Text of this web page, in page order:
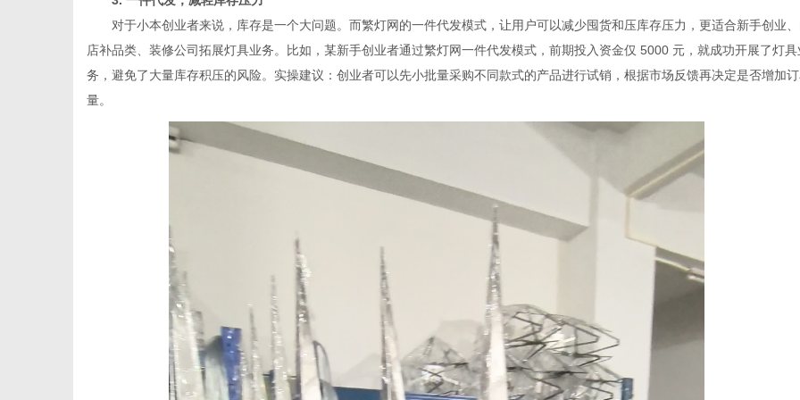
对于小本创业者来说，库存是一个大问题。而繁灯网的一件代发模式，让用户可以减少囤货和压库存压力，更适合新手创业
店补品类、装修公司拓展灯具业务。比如，某新手创业者通过繁灯网一件代发模式，前期投入资金仅 5000 元，就成功开展了灯具
务，避免了大量库存积压的风险。实操建议：创业者可以先小批量采购不同款式的产品进行试销，根据市场反馈再决定是否增加
量。